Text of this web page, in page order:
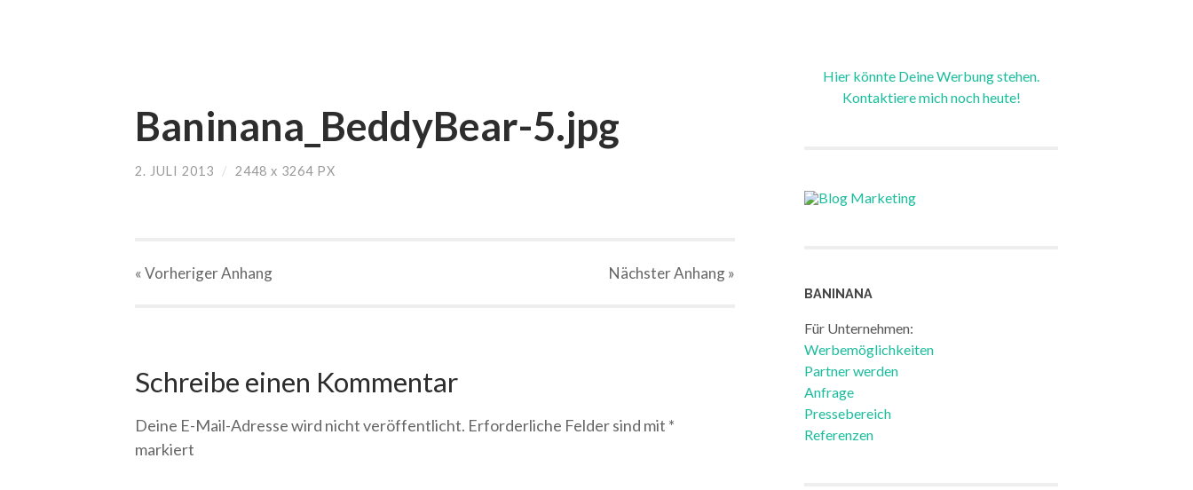
Baninana_BeddyBear-5.jpg
2. JULI 2013 / 2448 x 3264 PX
« VorherigerAnhang NächsterAnhang»
Schreibe einen Kommentar
Deine E-Mail-Adresse wird nicht veröffentlicht. Erforderliche Felder sind mit *
markiert
Hier könnte Deine Werbung stehen.
Kontaktiere mich noch heute!
BANINANA
Für Unternehmen:
Werbemöglichkeiten
Partner werden
Anfrage
Pressebereich
Referenzen